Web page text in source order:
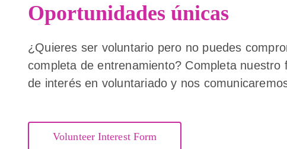
Oportunidades únicas
¿Quieres ser voluntario pero no puedes
completa de entrenamiento? Completa nuestro
de interés en voluntariado y nos
Volunteer Interest Form